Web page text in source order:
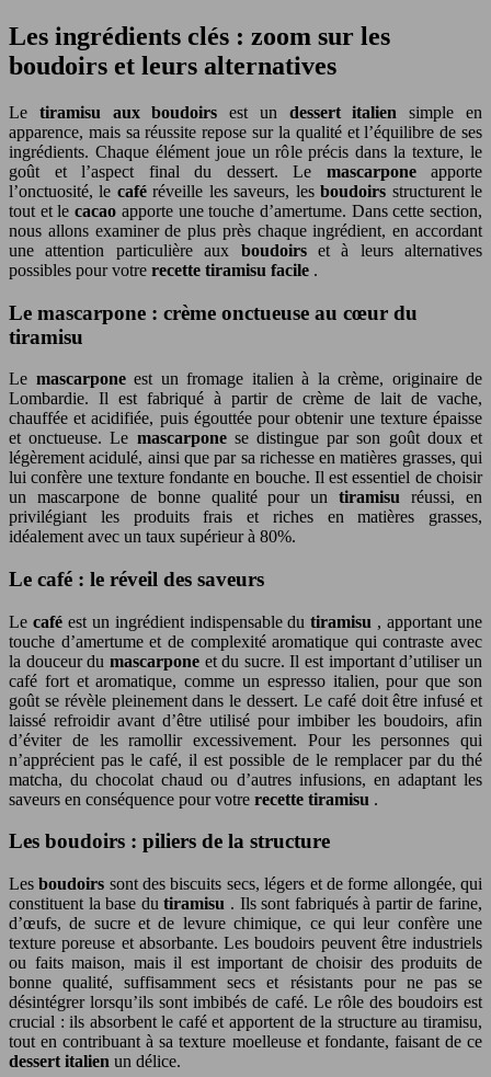
Les ingrédients clés : zoom sur les
boudoirs et leurs alternatives
Le tiramisu aux boudoirsest un dessert italiensimple en
apparence, mais sa réussite repose sur la qualité et l’équilibre de ses
ingrédients. Chaque élément joue un rôle précis dans la texture, le
goût et l’aspect final du dessert. Le mascarpone apporte
l’onctuosité, le caféréveille les saveurs, lesboudoirs structurent le
tout et lecacao apporte une touche d’amertume. Dans cette section,
nous allons examiner de plus près chaque ingrédient, en accordant
une attention particulière aux boudoirs et à leurs alternatives
possibles pour votre recette tiramisu facile .
Le mascarpone : crème onctueuse au cœur du
tiramisu
Le mascarpone est un fromage italien à la crème, originaire de
Lombardie. Il est fabriqué à partir de crème de lait de vache,
chauffée et acidifiée, puis égouttée pour obtenir une texture épaisse
et onctueuse. Le mascarpone se distingue par son goût doux et
légèrement acidulé, ainsi que par sa richesse en matières grasses, qui
lui confère une texture fondante en bouche. Il est essentiel de choisir
un mascarpone de bonne qualité pour untiramisuréussi, en
privilégiant les produits frais et riches en matières grasses,
idéalement avec un taux supérieur à 80%.
Le café : le réveil des saveurs
Le café est un ingrédient indispensable dutiramisu , apportant une
touche d’amertume et de complexité aromatique qui contraste avec
la douceur du mascarpone et du sucre. Il est important d’utiliser un
café fort et aromatique, comme un espresso italien, pour que son
goût se révèle pleinement dans le dessert. Le café doit être infusé et
laissé refroidir avant d’être utilisé pour imbiber les boudoirs, afin
d’éviter de les ramollir excessivement. Pour les personnes qui
n’apprécient pas le café, il est possible de le remplacer par du thé
matcha, du chocolat chaud ou d’autres infusions, en adaptant les
saveurs en conséquence pour votre recette tiramisu .
Les boudoirs : piliers de la structure
Lesboudoirs sont des biscuits secs, légers et de forme allongée, qui
constituent la base dutiramisu . Ils sont fabriqués à partir de farine,
d’œufs, de sucre et de levure chimique, ce qui leur confère une
texture poreuse et absorbante. Les boudoirs peuvent être industriels
ou faits maison, mais il est important de choisir des produits de
bonne qualité, suffisamment secs et résistants pour ne pas se
désintégrer lorsqu’ils sont imbibés de café. Le rôle des boudoirs est
crucial : ils absorbent le café et apportent de la structure au tiramisu,
tout en contribuant à sa texture moelleuse et fondante, faisant de ce
dessert italien un délice.